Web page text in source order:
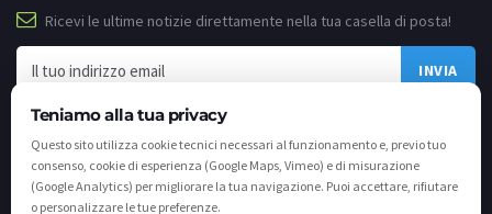
Teniamo alla tua privacy
Questo sito utilizza cookie tecnici necessari al funzionamento e, previo tuo
consenso, cookie di esperienza (Google Maps, Vimeo) e di misurazione
(Google Analytics) per migliorare la tua navigazione. Puoi accettare, rifiutare
o personalizzare le tue preferenze.
Ricevi le ultime notizie direttamente nella tua casella di posta!